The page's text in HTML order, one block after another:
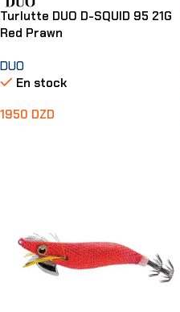
Turlutte DUO D-SQUID 95 21G
Red Prawn
DUO
En stock
1950 DZD